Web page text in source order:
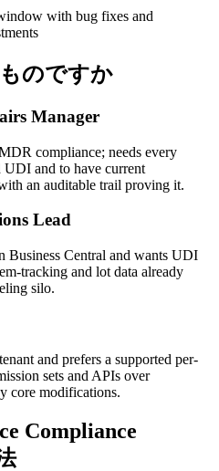
with bug fixes and
のですか
Manager
compliance; needs every
UDI and to have current
an auditable trail proving it.
Lead
Business Central and wants UDI
tracking and lot data already
silo.
and prefers a supported per-
sets and APIs over
core modifications.
Compliance